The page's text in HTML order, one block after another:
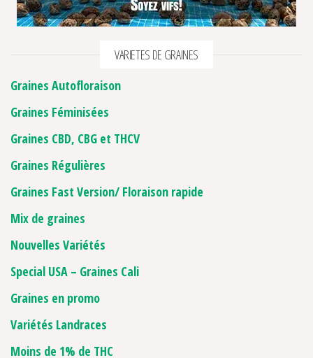
VARIETES DE GRAINES
Graines Autofloraison
Graines Féminisées
Graines CBD, CBG et THCV
Graines Régulières
Graines Fast Version/ Floraison rapide
Mix de graines
Nouvelles Variétés
Special USA – Graines Cali
Graines en promo
Variétés Landraces
Moins de 1% de THC